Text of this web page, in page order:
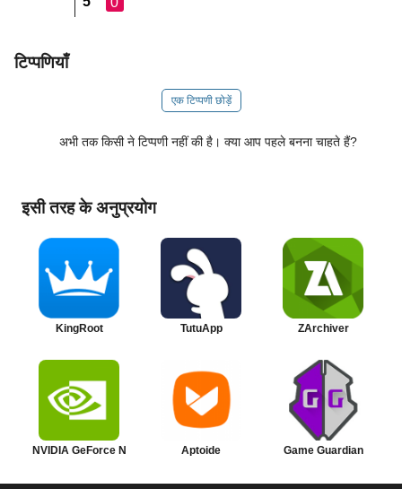
टिप्पणियाँ
एक टिप्पणी छोड़ें
अभी तक किसी ने टिप्पणी नहीं की है। क्या आप पहले बनना चाहते हैं?
इसी तरह के अनुप्रयोग
KingRoot TutuApp ZArchiver
NVIDIA GeForce NOW Aptoide Game Guardian